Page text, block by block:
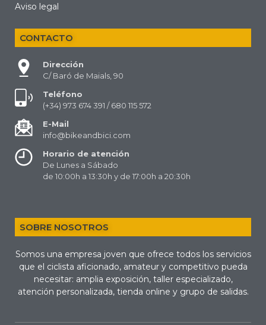
Aviso legal
CONTACTO
Dirección
C/ Baró de Maials, 90
Teléfono
(+34) 973 674 391 / 680 115 572
E-Mail
info@bikeandbici.com
Horario de atención
De Lunes a Sábado
de 10:00h a 13:30h y de 17:00h a 20:30h
SOBRE NOSOTROS
Somos una empresa joven que ofrece todos los servicios
que el ciclista aficionado, amateur y competitivo pueda
necesitar: amplia exposición, taller especializado,
atención personalizada, tienda online y grupo de salidas.